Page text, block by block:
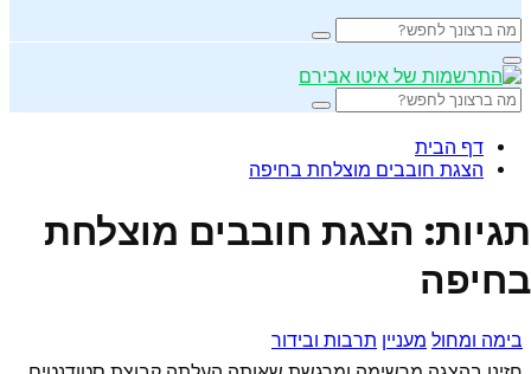
Search
for:
Search
Primary
Menu
Search
for:
Search
דף הבית
הצגת חובבים מוצלחת בחיפה
תגיות: הצגת חובבים מוצלחת
בחיפה
בימה ומחול מעניין תרבות ובידור